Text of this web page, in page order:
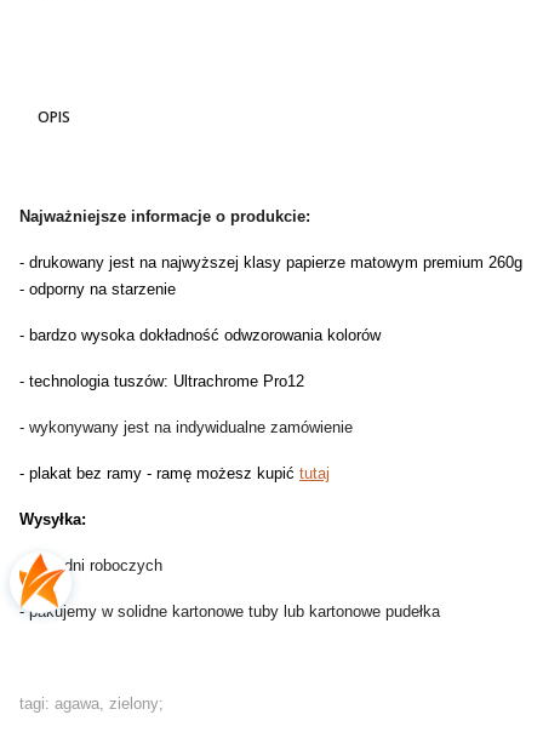
OPIS
Najważniejsze informacje o produkcie:
- drukowany jest na najwyższej klasy papierze matowym premium 260g
- odporny na starzenie
- bardzo wysoka dokładność odwzorowania kolorów
- technologia tuszów: Ultrachrome Pro12
- wykonywany jest na indywidualne zamówienie
- plakat bez ramy - ramę możesz kupić tutaj
Wysyłka:
- do 2 dni roboczych
- pakujemy w solidne kartonowe tuby lub kartonowe pudełka
tagi: agawa, zielony;